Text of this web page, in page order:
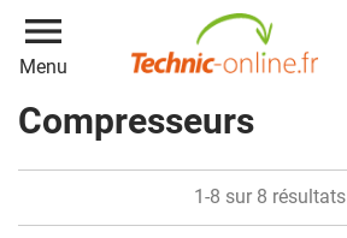
menu
Menu
Compresseurs
1-8 sur 8 résultats